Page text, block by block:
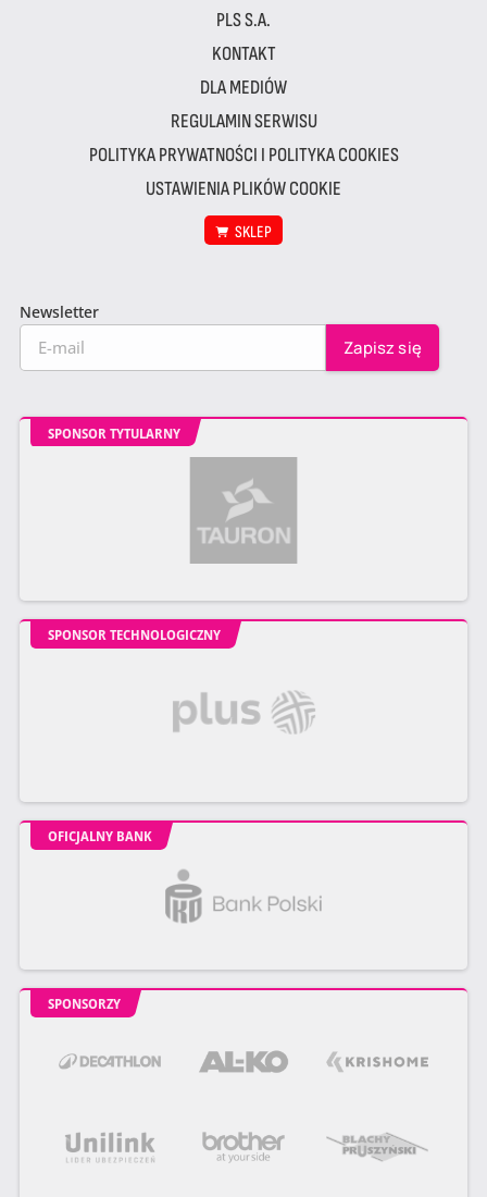
PLS S.A.
KONTAKT
DLA MEDIÓW
REGULAMIN SERWISU
POLITYKA PRYWATNOŚCI I POLITYKA COOKIES
USTAWIENIA PLIKÓW COOKIE
SKLEP
Newsletter
SPONSOR TYTULARNY
SPONSOR TECHNOLOGICZNY
OFICJALNY BANK
SPONSORZY